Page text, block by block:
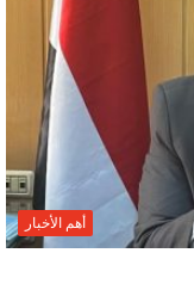
أهم الأخبار